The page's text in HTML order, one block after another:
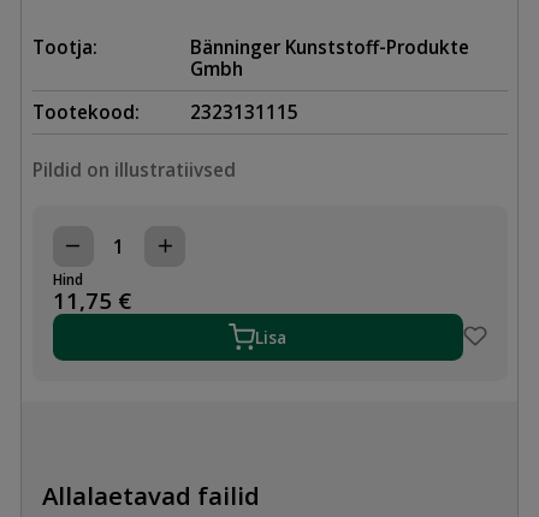
Tootja:
Bänninger Kunststoff-Produkte
Gmbh
Tootekood:
2323131115
Pildid on illustratiivsed
PE
ÜLEMINEK
PIKK
D90-
PE100,
Hind
11,75 €
Lisa
Allalaetavad failid